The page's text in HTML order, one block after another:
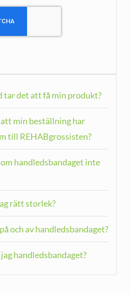
tar det att få min produkt?
min beställning har
till REHABgrossisten?
handledsbandaget inte
rätt storlek?
och av handledsbandaget?
handledsbandaget?